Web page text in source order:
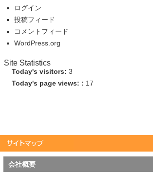
ログイン
投稿フィード
コメントフィード
WordPress.org
Site Statistics
Today's visitors: 3
Today's page views: : 17
会社概要